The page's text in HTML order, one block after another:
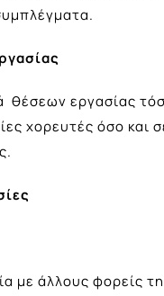
εργασίας
χορευτές όσο και
με άλλους φορείς